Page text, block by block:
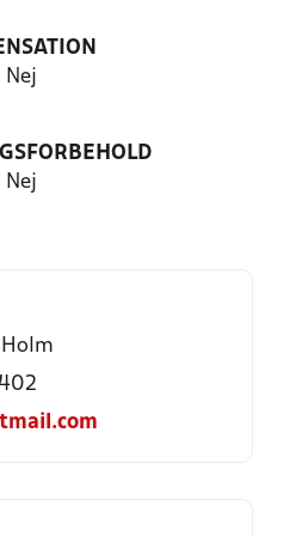
Nej
Nej
Holm